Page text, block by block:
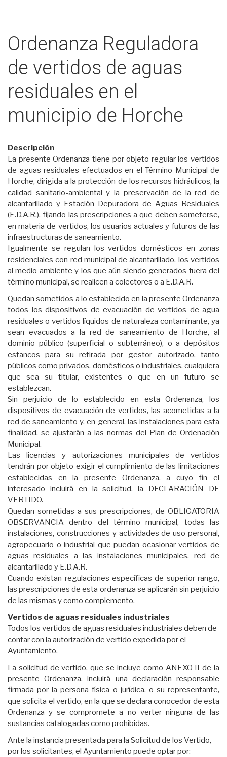
Ordenanza Reguladora
de vertidos de aguas
residuales en el
municipio de Horche
Descripción
La presente Ordenanza tiene por objeto regular los vertidos
de aguas residuales efectuados en el Término Municipal de
Horche, dirigida a la protección de los recursos hidráulicos, la
calidad sanitario-ambiental y la preservación de la red de
alcantarillado y Estación Depuradora de Aguas Residuales
(E.D.A.R.), fijando las prescripciones a que deben someterse,
en materia de vertidos, los usuarios actuales y futuros de las
infraestructuras de saneamiento.
Igualmente se regulan los vertidos domésticos en zonas
residenciales con red municipal de alcantarillado, los vertidos
al medio ambiente y los que aún siendo generados fuera del
término municipal, se realicen a colectores o a E.D.A.R.
Quedan sometidos a lo establecido en la presente Ordenanza
todos los dispositivos de evacuación de vertidos de agua
residuales o vertidos líquidos de naturaleza contaminante, ya
sean evacuados a la red de saneamiento de Horche, al
dominio público (superficial o subterráneo), o a depósitos
estancos para su retirada por gestor autorizado, tanto
públicos como privados, domésticos o industriales, cualquiera
que sea su titular, existentes o que en un futuro se
establezcan.
Sin perjuicio de lo establecido en esta Ordenanza, los
dispositivos de evacuación de vertidos, las acometidas a la
red de saneamiento y, en general, las instalaciones para esta
finalidad, se ajustarán a las normas del Plan de Ordenación
Municipal.
Las licencias y autorizaciones municipales de vertidos
tendrán por objeto exigir el cumplimiento de las limitaciones
establecidas en la presente Ordenanza, a cuyo fin el
interesado incluirá en la solicitud, la DECLARACIÓN DE
VERTIDO.
Quedan sometidas a sus prescripciones, de OBLIGATORIA
OBSERVANCIA dentro del término municipal, todas las
instalaciones, construcciones y actividades de uso personal,
agropecuario o industrial que puedan ocasionar vertidos de
aguas residuales a las instalaciones municipales, red de
alcantarillado y E.D.A.R.
Cuando existan regulaciones específicas de superior rango,
las prescripciones de esta ordenanza se aplicarán sin perjuicio
de las mismas y como complemento.
Vertidos de aguas residuales industriales
Todos los vertidos de aguas residuales industriales deben de
contar con la autorización de vertido expedida por el
Ayuntamiento.
La solicitud de vertido, que se incluye como ANEXO II de la
presente Ordenanza, incluirá una declaración responsable
firmada por la persona física o jurídica, o su representante,
que solicita el vertido, en la que se declara conocedor de esta
Ordenanza y se compromete a no verter ninguna de las
sustancias catalogadas como prohibidas.
Ante la instancia presentada para la Solicitud de los Vertido,
por los solicitantes, el Ayuntamiento puede optar por: